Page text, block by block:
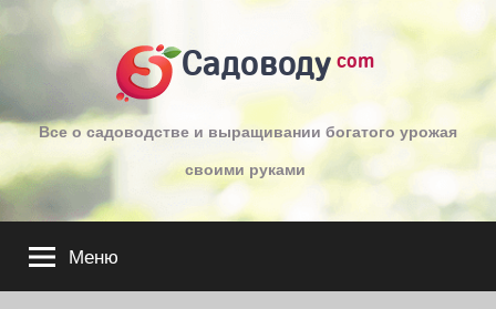
к
Садоводу com
Все о садоводстве и выращивании богатого урожая
своими руками
Меню